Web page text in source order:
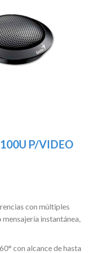
P/VIDEO
con múltiples
mensajería instantánea,
con alcance de hasta